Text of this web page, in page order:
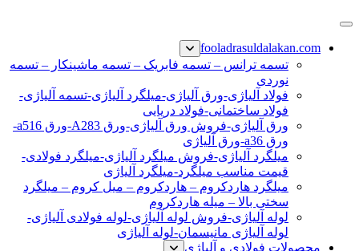
پرش
محتوا
نبشی فولادی-ناودانی فولادی-قیمت ورق-قیمت فولاد
fooladrasuldalakan.com
تسمه ترانس – تسمه فابریک – تسمه ماشینکار – تسمه
نوردی
فولاد آلیاژی-ورق آلیاژی-میلگرد آلیاژی-تسمه آلیاژی-
فولاد ساختمانی-فولاد دریایی
ورق آلیاژی-فروش ورق آلیاژی-ورق A283-ورق a516-
ورق a36-ورق آلیاژی
میلگرد آلیاژی-فروش میلگرد آلیاژی-میلگرد فولادی-
قیمت مناسب میلگرد-میلگرد آلیاژی
میلگرد هاردکروم – هاردکروم – میل کروم – میلگرد
سختی بالا – میله هاردکروم
لوله آلیاژی-فروش لوله آلیاژی-لوله فولادی آلیاژی-
لوله آلیاژی مانیسمان-لوله آلیاژی
محصولات فولادی و آلیاژی